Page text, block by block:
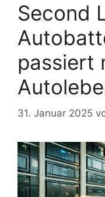
Second
passiert
31. Januar 2025